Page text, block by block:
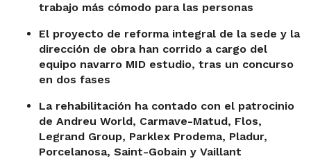
trabajo más cómodo para las personas
El proyecto de reforma integral de la sede y la
dirección de obra han corrido a cargo del
equipo navarro MID estudio, tras un concurso
en dos fases
La rehabilitación ha contado con el patrocinio
de Andreu World, Carmave-Matud, Flos,
Legrand Group, Parklex Prodema, Pladur,
Porcelanosa, Saint-Gobain y Vaillant